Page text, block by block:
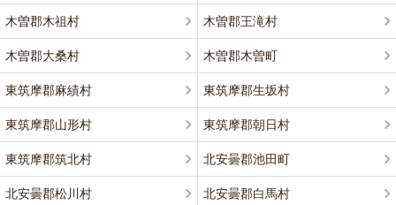
木曽郡木祖村 木曽郡王滝村
木曽郡大桑村 木曽郡木曽町
東筑摩郡麻績村 東筑摩郡生坂村
東筑摩郡山形村 東筑摩郡朝日村
東筑摩郡筑北村 北安曇郡池田町
北安曇郡松川村 北安曇郡白馬村